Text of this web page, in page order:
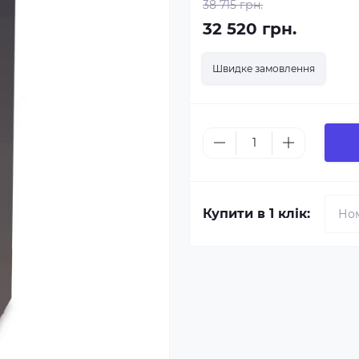
38 715 грн.
32 520 грн.
Швидке замовлення
Купити в 1 клік: